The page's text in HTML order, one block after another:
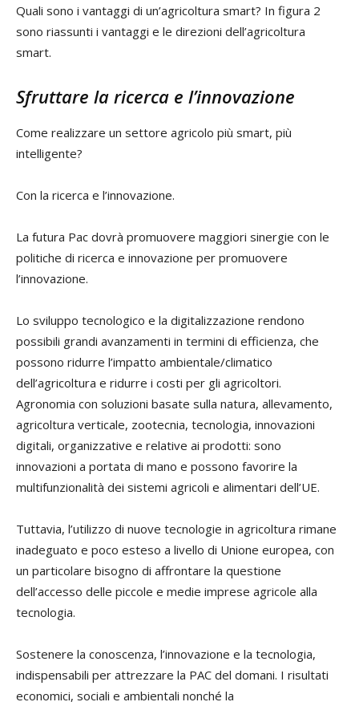
Quali sono i vantaggi di un’agricoltura smart? In figura 2
sono riassunti i vantaggi e le direzioni dell’agricoltura
smart.
Sfruttare la ricerca e l’innovazione
Come realizzare un settore agricolo più smart, più
intelligente?
Con la ricerca e l’innovazione.
La futura Pac dovrà promuovere maggiori sinergie con le
politiche di ricerca e innovazione per promuovere
l’innovazione.
Lo sviluppo tecnologico e la digitalizzazione rendono
possibili grandi avanzamenti in termini di efficienza, che
possono ridurre l’impatto ambientale/climatico
dell’agricoltura e ridurre i costi per gli agricoltori.
Agronomia con soluzioni basate sulla natura, allevamento,
agricoltura verticale, zootecnia, tecnologia, innovazioni
digitali, organizzative e relative ai prodotti: sono
innovazioni a portata di mano e possono favorire la
multifunzionalità dei sistemi agricoli e alimentari dell’UE.
Tuttavia, l’utilizzo di nuove tecnologie in agricoltura rimane
inadeguato e poco esteso a livello di Unione europea, con
un particolare bisogno di affrontare la questione
dell’accesso delle piccole e medie imprese agricole alla
tecnologia.
Sostenere la conoscenza, l’innovazione e la tecnologia,
indispensabili per attrezzare la PAC del domani. I risultati
economici, sociali e ambientali nonché la